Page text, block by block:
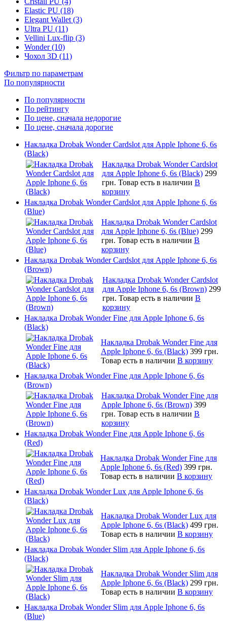
Elastic PU (18)
Elegant Wallet (3)
Ultra PU (11)
Vellini Lux-flip (3)
Wonder (10)
Чохол 3D (11)
Фильтр по параметрам
По популярности
По популярности
По рейтингу
По цене, сначала недорогие
По цене, сначала дорогие
Накладка Drobak Wonder Cardslot для Apple Iphone 6, 6s
(Black)
Накладка Drobak Wonder Cardslot
для Apple Iphone 6, 6s (Black) 299
грн. Товар есть в наличии В
корзину
Накладка Drobak Wonder Cardslot для Apple Iphone 6, 6s
(Blue)
Накладка Drobak Wonder Cardslot
для Apple Iphone 6, 6s (Blue) 299
грн. Товар есть в наличии В
корзину
Накладка Drobak Wonder Cardslot для Apple Iphone 6, 6s
(Brown)
Накладка Drobak Wonder Cardslot
для Apple Iphone 6, 6s (Brown) 299
грн. Товар есть в наличии В
корзину
Накладка Drobak Wonder Fine для Apple Iphone 6, 6s
(Black)
Накладка Drobak Wonder Fine для
Apple Iphone 6, 6s (Black) 399 грн.
Товар есть в наличии В корзину
Накладка Drobak Wonder Fine для Apple Iphone 6, 6s
(Brown)
Накладка Drobak Wonder Fine для
Apple Iphone 6, 6s (Brown) 399
грн. Товар есть в наличии В
корзину
Накладка Drobak Wonder Fine для Apple Iphone 6, 6s
(Red)
Накладка Drobak Wonder Fine для
Apple Iphone 6, 6s (Red) 399 грн.
Товар есть в наличии В корзину
Накладка Drobak Wonder Lux для Apple Iphone 6, 6s
(Black)
Накладка Drobak Wonder Lux для
Apple Iphone 6, 6s (Black) 499 грн.
Товар есть в наличии В корзину
Накладка Drobak Wonder Slim для Apple Iphone 6, 6s
(Black)
Накладка Drobak Wonder Slim для
Apple Iphone 6, 6s (Black) 299 грн.
Товар есть в наличии В корзину
Накладка Drobak Wonder Slim для Apple Iphone 6, 6s
(Blue)